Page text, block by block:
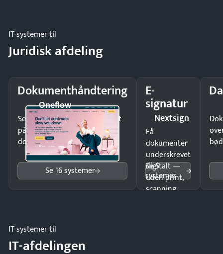
IT-systemer til
Juridisk afdeling
Dokumenthåndtering
Oneflow
Send kontrakter til underskrift
på minutter og mist ingen
dokumenter.
Se 16 systemer
E-
signatur
Nextsign
Få
dokumenter
underskrevet
digitalt —
uden print,
scanning
Se 5
systemer
IT-systemer til
IT-afdelingen